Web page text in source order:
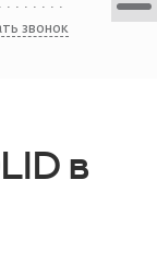
Контакты
звонок
в